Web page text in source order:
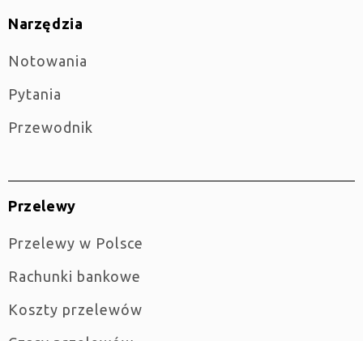
Narzędzia
Notowania
Pytania
Przewodnik
Przelewy
Przelewy w Polsce
Rachunki bankowe
Koszty przelewów